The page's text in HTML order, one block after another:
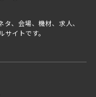
、会場、機材、求人、
イトです。